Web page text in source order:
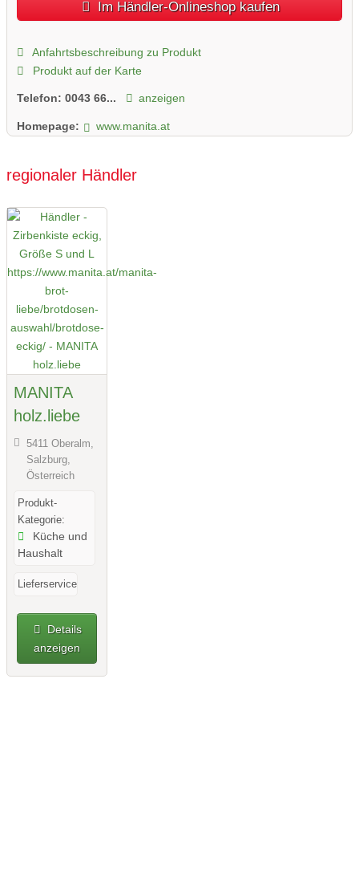
Im Händler-Onlineshop kaufen
Anfahrtsbeschreibung zu Produkt
Produkt auf der Karte
Telefon: 0043 66... anzeigen
Homepage: www.manita.at
regionaler Händler
MANITA
holz.liebe
5411 Oberalm,
Salzburg,
Österreich
Produkt-
Kategorie:
Küche und
Haushalt
Lieferservice
Details
anzeigen